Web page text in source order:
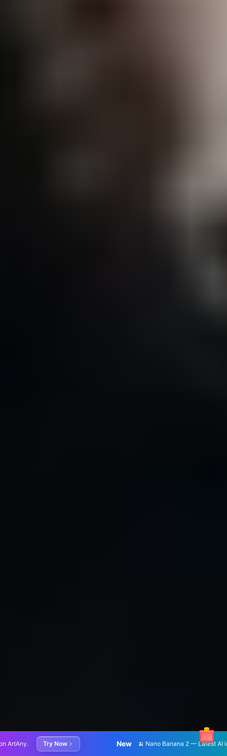
New 🍌 Nano Banana 2 — Latest AI image generation and